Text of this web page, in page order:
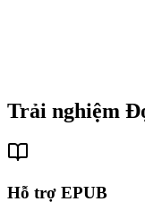
Trải nghiệm
Hỗ trợ EPUB